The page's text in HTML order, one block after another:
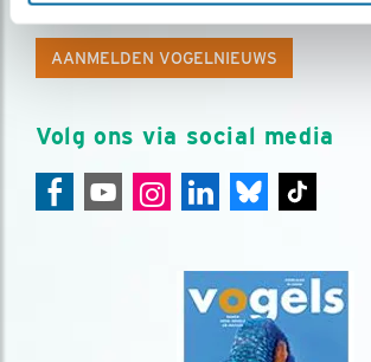
AANMELDEN VOGELNIEUWS
Volg ons via social media